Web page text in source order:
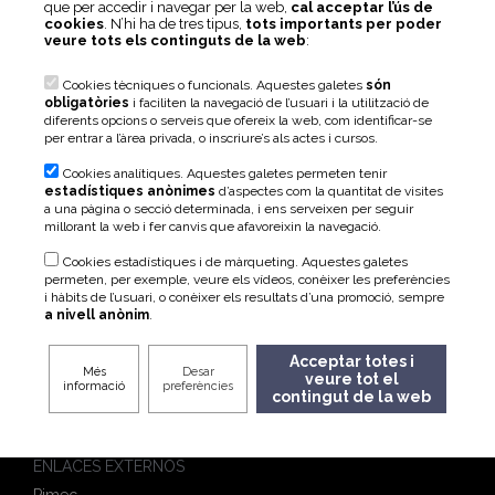
Micro, petita i mitjana
empresa de Catalunya
Viladomat, 174, 08015 Barcelona
¿Alguna sugerencia o consulta?
formacio@pimec.org
Programas de Orientación e Inserción Laboral
Ayudas a la contratación
Selección de Personal
ENLACES EXTERNOS
que per accedir i navegar per la web, cal acceptar l’ús de
cookies. N’hi ha de tres tipus, tots importants per poder
veure tots els continguts de la web:
Cookies tècniques o funcionals. Aquestes galetes són
obligatòries i faciliten la navegació de l’usuari i la utilització de
diferents opcions o serveis que ofereix la web, com identificar-se
per entrar a l’àrea privada, o inscriure’s als actes i cursos.
Cookies analítiques. Aquestes galetes permeten tenir
estadístiques anònimes d’aspectes com la quantitat de visites
a una pàgina o secció determinada, i ens serveixen per seguir
millorant la web i fer canvis que afavoreixin la navegació.
Cookies estadístiques i de màrqueting. Aquestes galetes
permeten, per exemple, veure els vídeos, conèixer les preferències
i hàbits de l’usuari, o conèixer els resultats d’una promoció, sempre
a nivell anònim.
Més
informació
Desar
preferències
Acceptar totes i
veure tot el
contingut de la web